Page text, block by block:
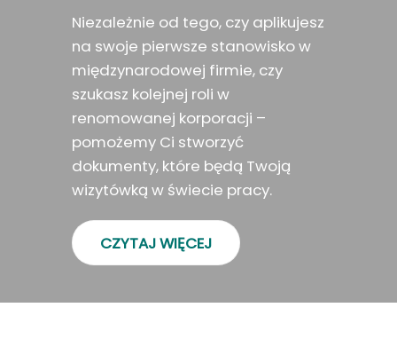
Niezależnie od tego, czy aplikujesz
na swoje pierwsze stanowisko w
międzynarodowej firmie, czy
szukasz kolejnej roli w
renomowanej korporacji –
pomożemy Ci stworzyć
dokumenty, które będą Twoją
wizytówką w świecie pracy.
CZYTAJ WIĘCEJ